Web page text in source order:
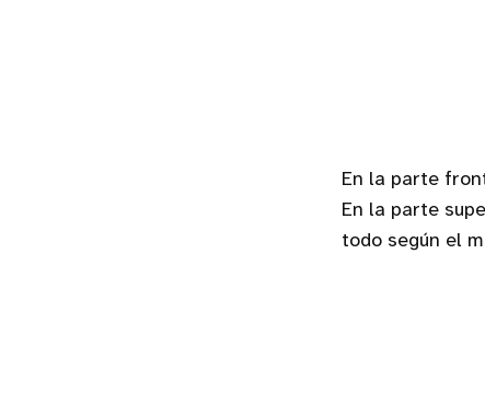
En la parte
En la parte
todo según el